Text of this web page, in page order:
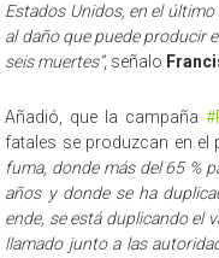
Estados Unidos, en el
al daño que puede producir
seis muertes”, señalo
Añadió, que la campaña
fatales se produzcan en el
fuma, donde más del 65 %
años y donde se ha
ende, se está duplicando el
llamado junto a las